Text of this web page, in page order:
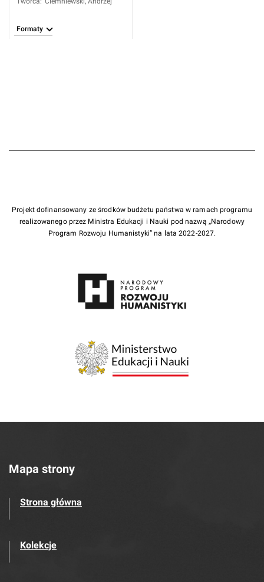
Formaty
Projekt dofinansowany ze środków budżetu państwa w ramach programu
realizowanego przez Ministra Edukacji i Nauki pod nazwą „Narodowy
Program Rozwoju Humanistyki” na lata 2022-2027.
Mapa strony
Strona główna
Kolekcje